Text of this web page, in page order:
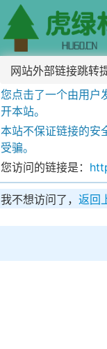
网站外部链接跳转
您点击了一个由用户
开本站。
本站不保证链接的安
受骗。
您访问的链接是：
我不想访问了， 返回